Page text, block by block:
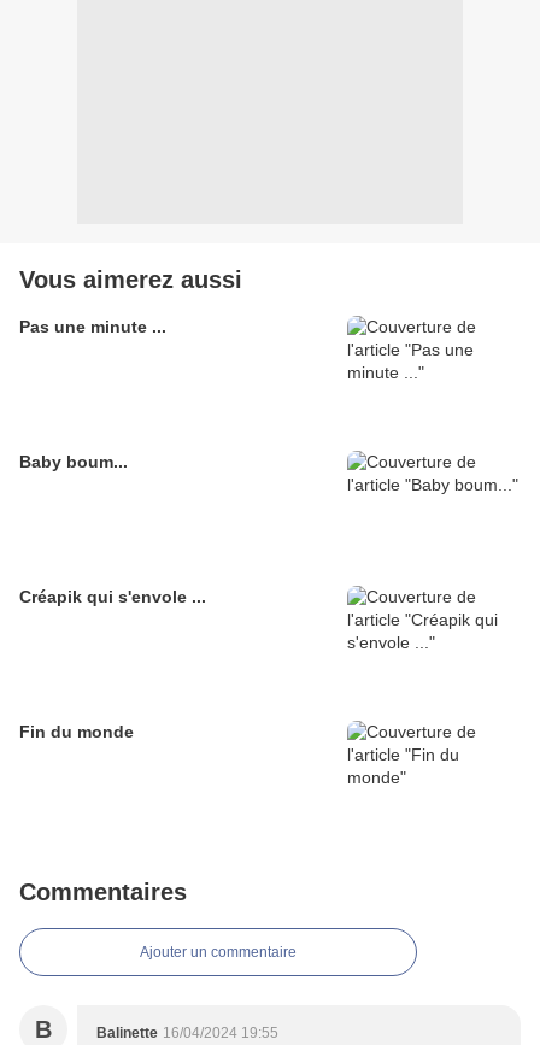
Vous aimerez aussi
Pas une minute ...
Baby boum...
Créapik qui s'envole ...
Fin du monde
Commentaires
Ajouter un commentaire
B Balinette 16/04/2024 19:55